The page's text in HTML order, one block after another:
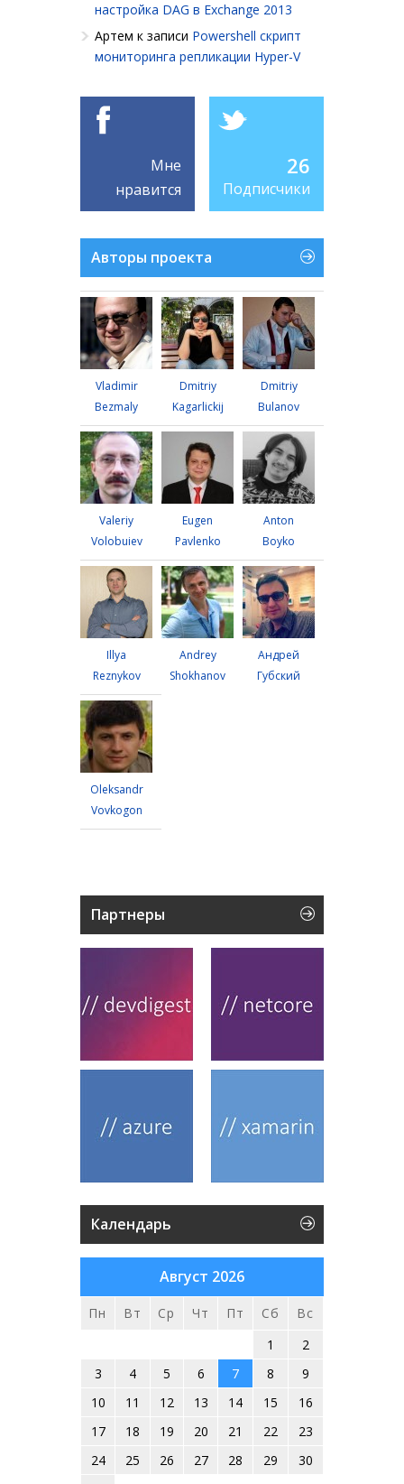
настройка DAG в Exchange 2013
Артем к записи Powershell cкрипт
мониторинга репликации Hyper-V
Мне
нравится
26
Подписчики
Авторы проекта
Vladimir
Bezmaly
Dmitriy
Kagarlickij
Dmitriy
Bulanov
Valeriy
Volobuiev
Eugen
Pavlenko
Anton
Boyko
Illya
Reznykov
Andrey
Shokhanov
Андрей
Губский
Oleksandr
Vovkogon
Партнеры
Календарь
Август 2026
Пн Вт Ср Чт Пт Сб
Вс
1
2
3
4 5 6 7 8
9
10
11 12 13 14 15
16
17
18 19 20 21 22
23
24
25 26 27 28 29
30